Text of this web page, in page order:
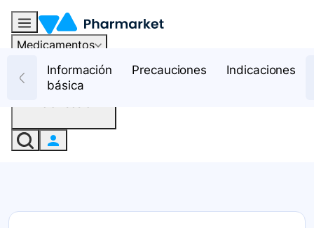
Medicamentos
RecursosInformación
básica
Precauciones Indicaciones